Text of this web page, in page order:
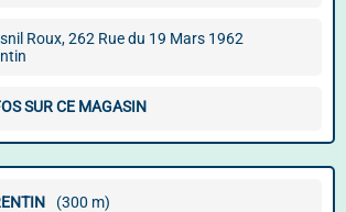
Roux, 262 Rue du 19 Mars 1962
SUR CE MAGASIN
(300 m)